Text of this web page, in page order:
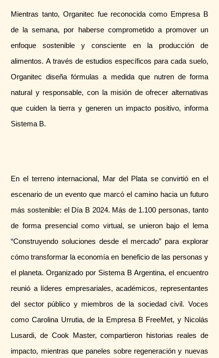
Mientras tanto, Organitec fue reconocida como Empresa B
de la semana, por haberse comprometido a promover un
enfoque sostenible y consciente en la producción de
alimentos. A través de estudios específicos para cada suelo,
Organitec diseña fórmulas a medida que nutren de forma
natural y responsable, con la misión de ofrecer alternativas
que cuiden la tierra y generen un impacto positivo, informa
Sistema B.
En el terreno internacional, Mar del Plata se convirtió en el
escenario de un evento que marcó el camino hacia un futuro
más sostenible: el Día B 2024. Más de 1.100 personas, tanto
de forma presencial como virtual, se unieron bajo el lema
“Construyendo soluciones desde el mercado” para explorar
cómo transformar la economía en beneficio de las personas y
el planeta. Organizado por Sistema B Argentina, el encuentro
reunió a líderes empresariales, académicos, representantes
del sector público y miembros de la sociedad civil. Voces
como Carolina Urrutia, de la Empresa B FreeMet, y Nicolás
Lusardi, de Cook Master, compartieron historias reales de
impacto, mientras que paneles sobre regeneración y nuevas